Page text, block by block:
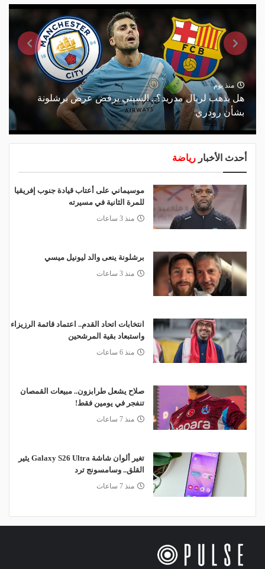
منذ يوم
هل يذهب لريال مدريد؟.. السيتي يرفض عرض برشلونة
بشأن رودري
أحدث الأخبار رياضة
موسيماني على أعتاب قيادة جنوب إفريقيا
للمرة الثانية في مسيرته
منذ 3 ساعات
برشلونة ينعى والد ليونيل ميسي
منذ 3 ساعات
انتخابات اتحاد القدم.. اعتماد قائمة الرزيزاء
واستبعاد بقية المرشحين
منذ 6 ساعات
صلاح يشعل طرابزون.. مبيعات القمصان
تنفجر في يومين فقط!
منذ 7 ساعات
تغير ألوان شاشة Galaxy S26 Ultra يثير
القلق.. وسامسونج ترد
منذ 7 ساعات